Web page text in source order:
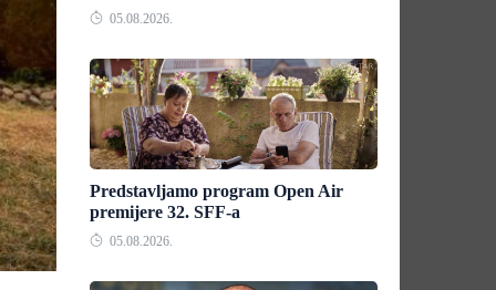
05.08.2026.
Predstavljamo program Open Air
premijere 32. SFF-a
05.08.2026.